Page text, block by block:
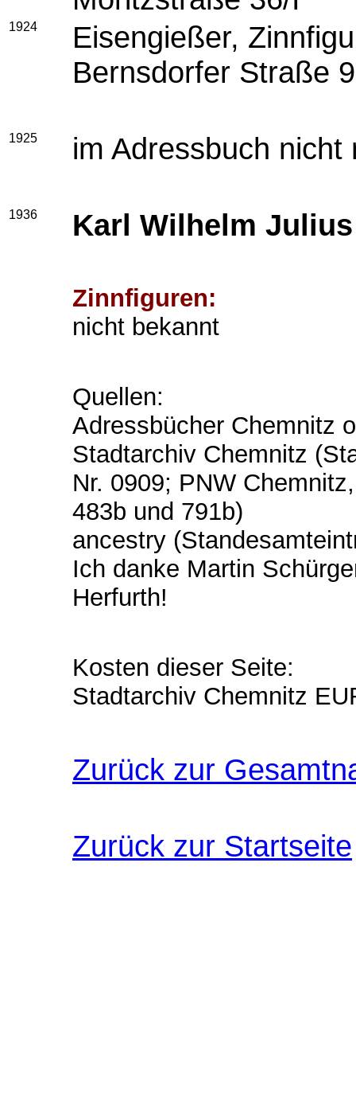
1924
Eisengießer,
Bernsdorfer Straße
1925 im Adressbuch
1936 Karl Wilhelm
Zinnfiguren:
nicht bekannt
Quellen:
Adressbücher Chemnitz
Stadtarchiv Chemnitz
Nr. 0909; PNW
483b und 791b)
ancestry
Ich danke Martin
Herfurth!
Kosten dieser Seite:
Stadtarchiv Chemnitz
Zurück zur
Zurück zur Startseite